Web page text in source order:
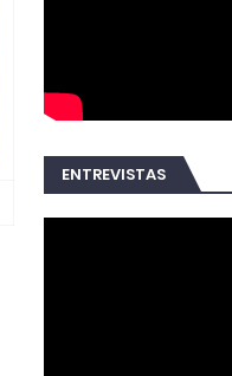
ENTREVISTAS